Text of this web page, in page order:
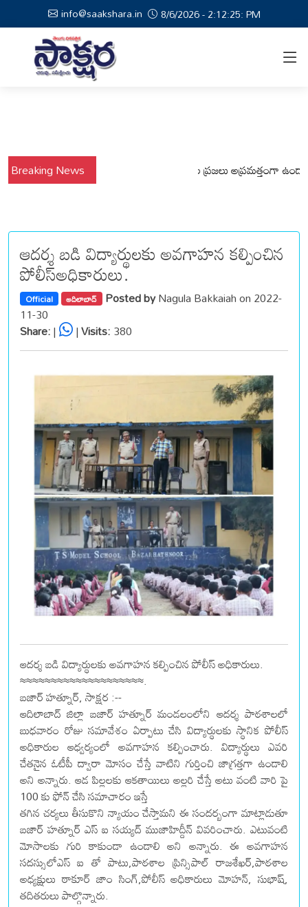
info@saakshara.in 8/6/2026 - 2:12:26: PM
Breaking News
నేపథ్యంలో కోటపల్లి, వేమనపల్లి మండలాల ప్రజలు అప్రమత్తంగా ఉండాలి
ఆదర్శ బడి విద్యార్థులకు అవగాహన కల్పించిన
పోలీస్అధికారులు.
Official ఆదిలాబాద్ Posted byNagula Bakkaiah on 2022-
11-30
Share:| |Visits:380
ఆదర్శ బడి విద్యార్థులకు అవగాహన కల్పించిన పోలీస్ అధికారులు.
≈≈≈≈≈≈≈≈≈≈≈≈≈≈≈≈≈≈≈≈.
బజార్ హత్నూర్, సాక్షర :--
ఆదిలాబాద్ జిల్లా బజార్ హత్నూర్ మండలంలోని ఆదర్శ పాఠశాలలో
బుధవారం రోజు సమావేశం ఏర్పాటు చేసి విద్యార్థులకు స్థానిక పోలీస్
అధికారుల ఆధ్వర్యంలో అవగాహన కల్పించారు. విద్యార్థులు ఎవరి
చేతనైన ఓటీపీ ద్వారా మోసం చేస్తే వాటిని గుర్తించి జాగ్రత్తగా ఉండాలి
అని అన్నారు. ఆడ పిల్లలకు ఆకతాయిలు అల్లరి చేస్తే అటు వంటి వారి పై
100 కు ఫోన్ చేసి సమాచారం ఇస్తే
తగిన చర్యలు తీసుకొని న్యాయం చేస్తామని ఈ సందర్బంగా మాట్లాడుతూ
బజార్ హత్నూర్ ఎస్ ఐ సయ్యద్ ముజాహిద్దీన్ వివరించారు. ఎటువంటి
మోసాలకు గురి కాకుండా ఉండాలి అని అన్నారు. ఈ అవగాహన
సదస్సులోఎస్ ఐ తో పాటు,పాఠశాల ప్రిన్సిపాల్ రాజశేఖర్,పాఠశాల
అధ్యక్షులు ఠాకూర్ జాం సింగ్,పోలీస్ అధికారులు మోహన్, సుభాష్,
తదితరులు పాల్గొన్నారు.